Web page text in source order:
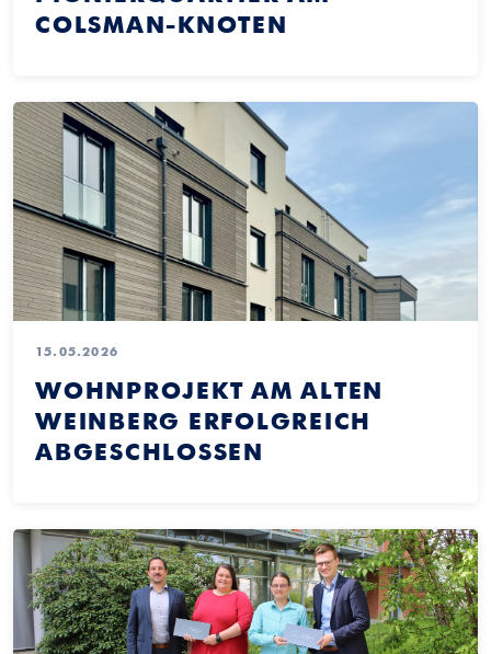
COLSMAN-KNOTEN
15.05.2026
WOHNPROJEKT AM ALTEN
WEINBERG ERFOLGREICH
ABGESCHLOSSEN